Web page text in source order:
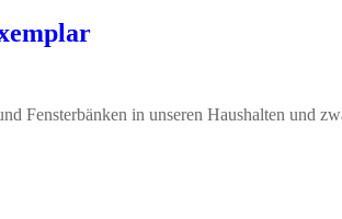
Fensterbänken in unseren Haushalten und